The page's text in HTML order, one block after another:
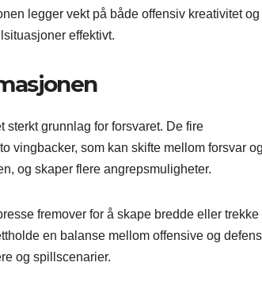
legger vekt på både offensiv kreativitet og
effektivt.
sterkt grunnlag for forsvaret. De fire
vingbacker, som kan skifte mellom forsvar og
og skaper flere angrepsmuligheter.
fremover for å skape bredde eller trekke
en balanse mellom offensive og
og spillscenarier.